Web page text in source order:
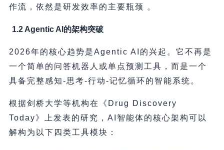
作流，依然是研发效率的主要瓶颈 。
1.2 Agentic AI的架构突破
2026年的核心趋势是Agentic AI的兴起。它不再是
一个简单的问答机器人或单点预测工具，而是一个
具备完整感知-思考-行动-记忆循环的智能系统。
根据剑桥大学等机构在《Drug Discovery
Today》上发表的研究，AI智能体的核心架构可以
解构为以下四类工具模块：